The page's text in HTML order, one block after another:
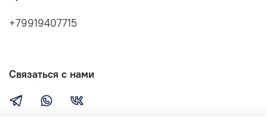
+79919407715
Связаться с нами